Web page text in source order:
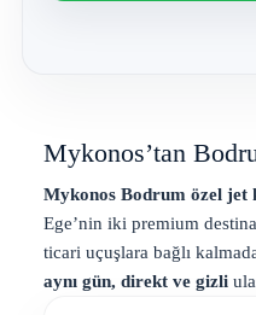
Mykonos’tan
Mykonos Bodrum özel jet
Ege’nin iki premium
ticari uçuşlara bağlı
aynı gün, direkt ve gizli